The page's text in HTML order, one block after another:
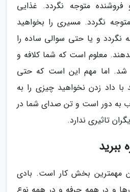
متوجه نگردد. غذایی
نگردد. مسیری را بخواهید
نگردد و یا حتی سوالی ساده را
بدهند. معلوم است که شما کلافه و
شد. اما مهم این است که حتی
داد زدن نخواهید چیزی را به
به دور است و تن صدای شما در
تاثیری ندارد.
ببرید
مهمترین بخش کار است. بادی